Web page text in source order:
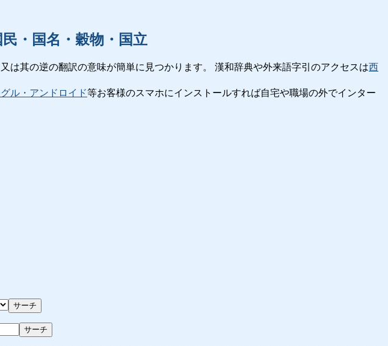
・国名・穀物・国立
は其の逆の翻訳の意味が簡単に見つかります。 漢和辞典や外来語字引のアクセスは西
ル・アンドロイド等お客様のスマホにインストールすれば自宅や職場の外でインター